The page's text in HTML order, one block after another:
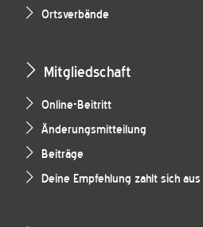
Ortsverbände
Mitgliedschaft
Online-Beitritt
Änderungsmitteilung
Beiträge
Deine Empfehlung zahlt sich aus